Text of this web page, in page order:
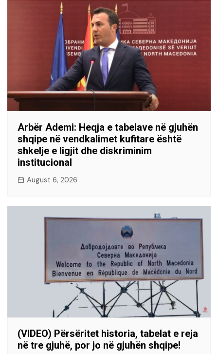
Arbër Ademi: Heqja e tabelave në gjuhën
shqipe në vendkalimet kufitare është
shkelje e ligjit dhe diskriminim
institucional
August 6, 2026
(VIDEO) Përsëritet historia, tabelat e reja
në tre gjuhë, por jo në gjuhën shqipe!